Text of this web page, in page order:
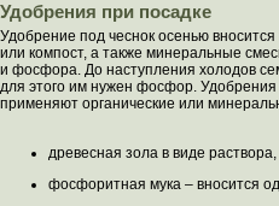
Удобрения при посадке
Удобрение под чеснок осенью
или компост, а также минеральные
и фосфора. До наступления холодов
для этого им нужен фосфор. Удобрения
применяют органические или
древесная зола в виде
фосфоритная мука – вносится